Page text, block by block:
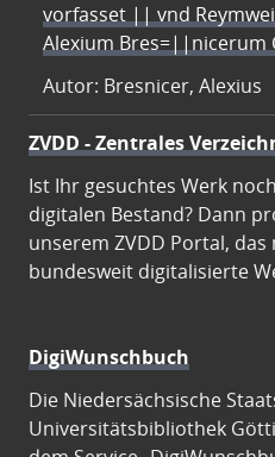
vorfasset || vnd
Alexium Bres=||nicerum
Autor: Bresnicer, Alexius
ZVDD - Zentrales
Ist Ihr gesuchtes Werk
digitalen Bestand? Dann
unserem ZVDD Portal, das
bundesweit digitalisierte
DigiWunschbuch
Die Niedersächsische
Universitätsbibliothek